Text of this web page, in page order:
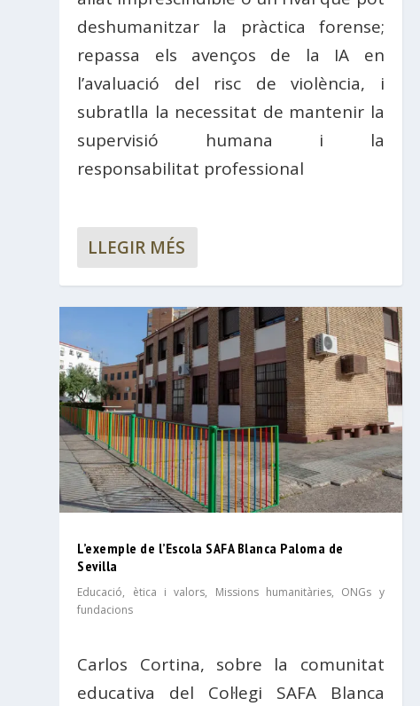
deshumanitzar la pràctica forense;
repassa els avenços de la IA en
l’avaluació del risc de violència, i
subratlla la necessitat de mantenir la
supervisió humana i la
responsabilitat professional
LLEGIR MÉS
L’exemple de l’Escola SAFA Blanca Paloma de
Sevilla
Educació, ètica i valors, Missions humanitàries, ONGs y
fundacions
Carlos Cortina, sobre la comunitat
educativa del Col·legi SAFA Blanca